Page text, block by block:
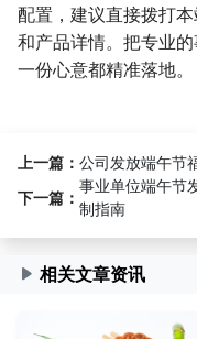
配置，建议直接拨打
和产品详情。把专业
一份心意都精准落地。
上一篇： 公司发放端午节
下一篇：
事业单位端午节
制指南
相关文章资讯